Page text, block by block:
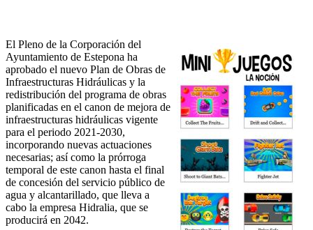
El Pleno de la Corporación del
Ayuntamiento de Estepona ha
aprobado el nuevo Plan de Obras de
Infraestructuras Hidráulicas y la
redistribución del programa de obras
planificadas en el canon de mejora de
infraestructuras hidráulicas vigente
para el periodo 2021-2030,
incorporando nuevas actuaciones
necesarias; así como la prórroga
temporal de este canon hasta el final
de concesión del servicio público de
agua y alcantarillado, que lleva a
cabo la empresa Hidralia, que se
producirá en 2042.